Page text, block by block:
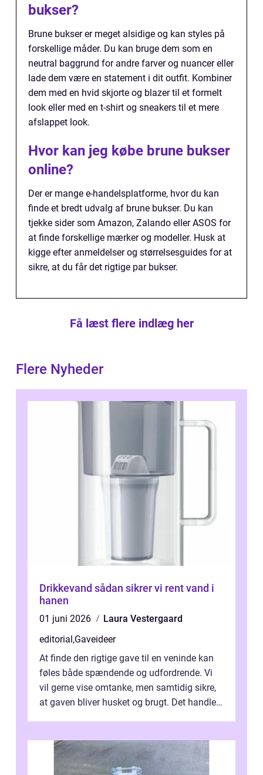
bukser?
Brune bukser er meget alsidige og kan styles på
forskellige måder. Du kan bruge dem som en
neutral baggrund for andre farver og nuancer eller
lade dem være en statement i dit outfit. Kombiner
dem med en hvid skjorte og blazer til et formelt
look eller med en t-shirt og sneakers til et mere
afslappet look.
Hvor kan jeg købe brune bukser
online?
Der er mange e-handelsplatforme, hvor du kan
finde et bredt udvalg af brune bukser. Du kan
tjekke sider som Amazon, Zalando eller ASOS for
at finde forskellige mærker og modeller. Husk at
kigge efter anmeldelser og størrelsesguides for at
sikre, at du får det rigtige par bukser.
Få læst flere indlæg her
Flere Nyheder
Drikkevand sådan sikrer vi rent vand i
hanen
01 juni 2026
Laura Vestergaard
editorial,Gaveideer
At finde den rigtige gave til en veninde kan
føles både spændende og udfordrende. Vi
vil gerne vise omtanke, men samtidig sikre,
at gaven bliver husket og brugt. Det handler